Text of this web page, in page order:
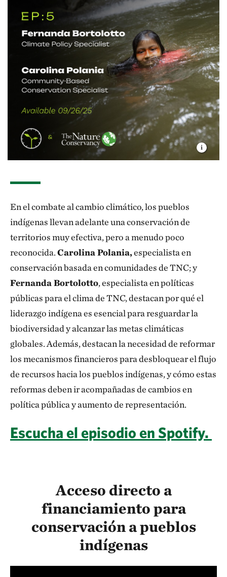
En el combate al cambio climático, los pueblos
indígenas llevan adelante una conservación de
territorios muy efectiva, pero a menudo poco
reconocida.Carolina Polania,especialista en
conservación basada en comunidades de TNC; y
Fernanda Bortolotto, especialista en políticas
públicas para el clima de TNC, destacan por qué el
liderazgo indígena es esencial para resguardar la
biodiversidad y alcanzar las metas climáticas
globales. Además, destacan la necesidad de reformar
los mecanismos financieros para desbloquear el flujo
de recursos hacia los pueblos indígenas, y cómo estas
reformas deben ir acompañadas de cambios en
política pública y aumento de representación.
Escucha el episodio en Spotify.
Acceso directo a
financiamiento para
conservación a pueblos
indígenas